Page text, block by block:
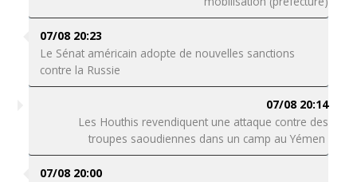
07/08 20:23
Le Sénat américain adopte de nouvelles sanctions
contre la Russie
07/08 20:14
Les Houthis revendiquent une attaque contre des
troupes saoudiennes dans un camp au Yémen
07/08 20:00